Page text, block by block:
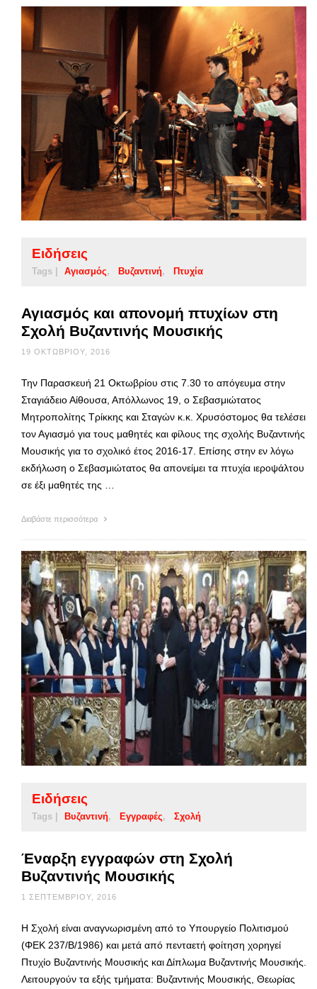
Ειδήσεις
Tags | Αγιασμός Βυζαντινή Πτυχία
Αγιασμός και απονομή πτυχίων στη
Σχολή Βυζαντινής Μουσικής
19 ΟΚΤΩΒΡΊΟΥ, 2016
Την Παρασκευή 21 Οκτωβρίου στις 7.30 το απόγευμα στην
Σταγιάδειο Αίθουσα, Απόλλωνος 19, ο Σεβασμιώτατος
Μητροπολίτης Τρίκκης και Σταγών κ.κ. Χρυσόστομος θα τελέσει
τον Αγιασμό για τους μαθητές και φίλους της σχολής Βυζαντινής
Μουσικής για το σχολικό έτος 2016-17. Επίσης στην εν λόγω
εκδήλωση ο Σεβασμιώτατος θα απονείμει τα πτυχία ιεροψάλτου
σε έξι μαθητές της …
Διαβάστε περισσότερα
Ειδήσεις
Tags | Βυζαντινή Εγγραφές Σχολή
Έναρξη εγγραφών στη Σχολή
Βυζαντινής Μουσικής
1 ΣΕΠΤΕΜΒΡΊΟΥ, 2016
Η Σχολή είναι αναγνωρισμένη από το Υπουργείο Πολιτισμού
(ΦΕΚ 237/Β/1986) και μετά από πενταετή φοίτηση χορηγεί
Πτυχίο Βυζαντινής Μουσικής και Δίπλωμα Βυζαντινής Μουσικής.
Λειτουργούν τα εξής τμήματα: Βυζαντινής Μουσικής, Θεωρίας